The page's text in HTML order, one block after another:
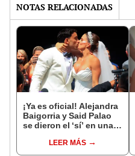
NOTAS RELACIONADAS
¡Ya es oficial! Alejandra
Baigorria y Said Palao
se dieron el ‘sí’ en una
Municipalidad de Lima
LEER MÁS